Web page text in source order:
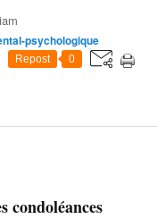
psychologique
Repost 0
condoléances